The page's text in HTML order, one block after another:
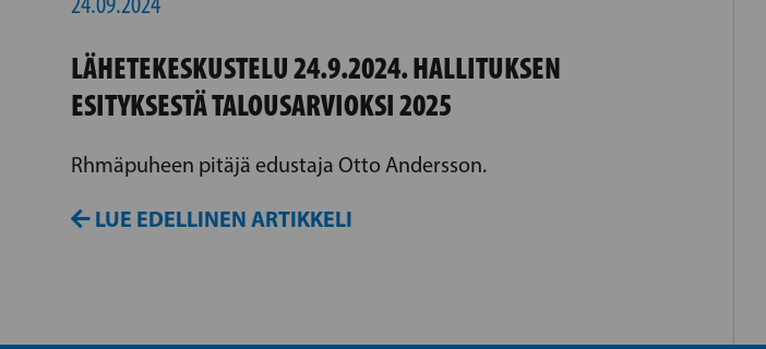
LÄHETEKESKUSTELU 24.9.2024. HALLITUKSEN
ESITYKSESTÄ TALOUSARVIOKSI 2025
Rhmäpuheen pitäjä edustaja Otto Andersson.
LUE EDELLINEN ARTIKKELI